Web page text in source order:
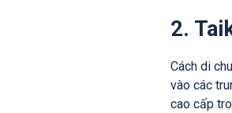
2.
Cách di
vào các
cao cấp